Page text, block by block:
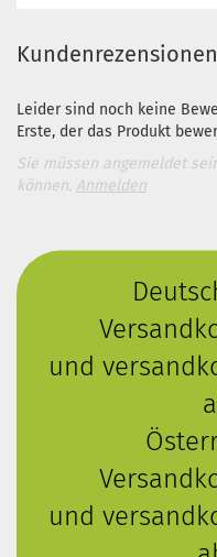
Kundenrezensionen
Leider sind noch keine
Erste, der das Produkt
Sie müssen angemeldet
können. Anmelden
und
und